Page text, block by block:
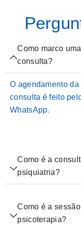
Como marco uma
consulta?
O agendamento da
consulta é feito
WhatsApp.
Como é a
psiquiatria?
Como é a
psicoterapia?